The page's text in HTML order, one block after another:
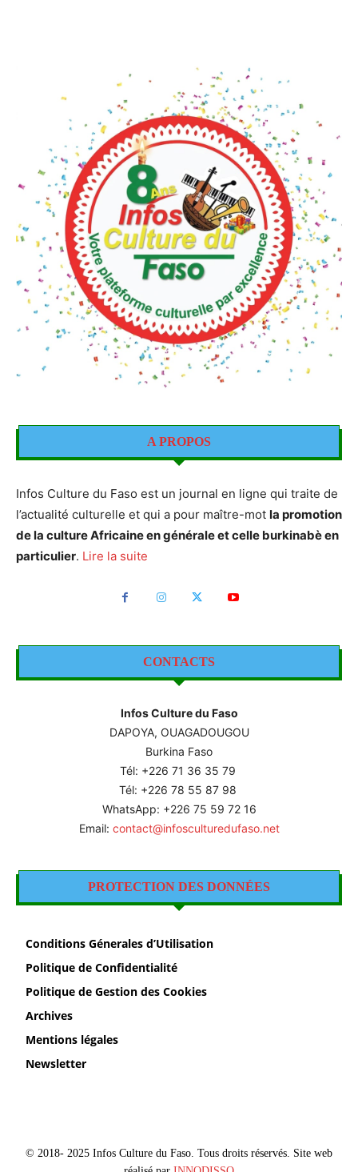
A PROPOS
Infos Culture du Faso est un journal en ligne qui traite de
l’actualité culturelle et qui a pour maître-mot la promotion
de la culture Africaine en générale et celle burkinabè en
particulier. Lire la suite
CONTACTS
Infos Culture du Faso
DAPOYA, OUAGADOUGOU
Burkina Faso
Tél: +226 71 36 35 79
Tél: +226 78 55 87 98
WhatsApp: +226 75 59 72 16
Email: contact@infosculturedufaso.net
PROTECTION DES DONNÉES
Conditions Génerales d’Utilisation
Politique de Confidentialité
Politique de Gestion des Cookies
Archives
Mentions légales
Newsletter
© 2018- 2025 Infos Culture du Faso. Tous droits réservés. Site web